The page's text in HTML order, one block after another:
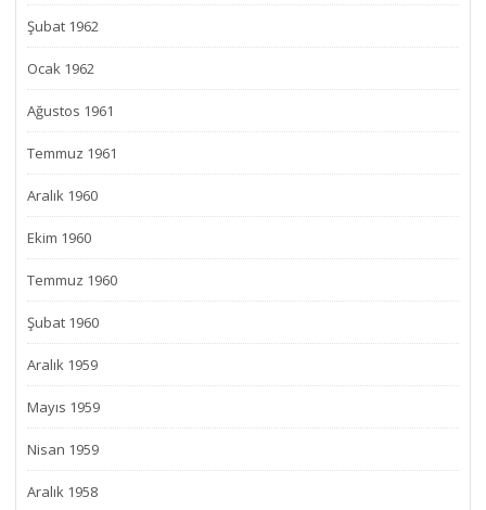
Şubat 1962
Ocak 1962
Ağustos 1961
Temmuz 1961
Aralık 1960
Ekim 1960
Temmuz 1960
Şubat 1960
Aralık 1959
Mayıs 1959
Nisan 1959
Aralık 1958